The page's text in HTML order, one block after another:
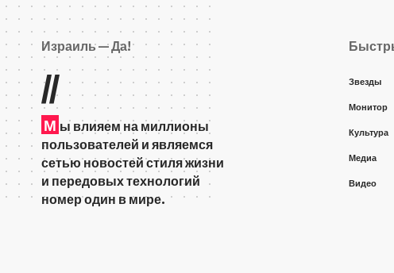
Израиль — Да!
//
М ы влияем на миллионы
пользователей и являемся
сетью новостей стиля жизни
и передовых технологий
номер один в мире.
Звезды
Монитор
Культура
Медиа
Видео